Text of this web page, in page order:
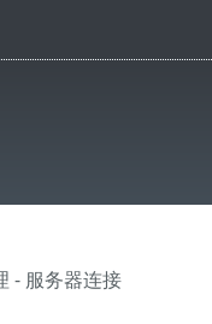
- 服务器连接